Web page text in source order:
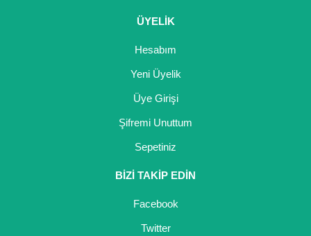
ÜYELİK
Hesabım
Yeni Üyelik
Üye Girişi
Şifremi Unuttum
Sepetiniz
BİZİ TAKİP EDİN
Facebook
Twitter